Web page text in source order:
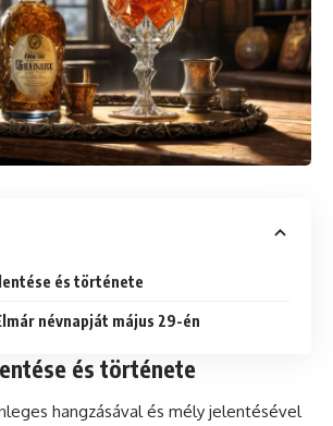
és története
névnapját május 29-én
és története
hangzásával és mély jelentésével